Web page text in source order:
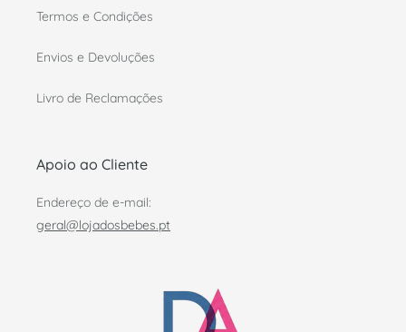
Termos e Condições
Envios e Devoluções
Livro de Reclamações
Apoio ao Cliente
Endereço de e-mail:
geral@lojadosbebes.pt